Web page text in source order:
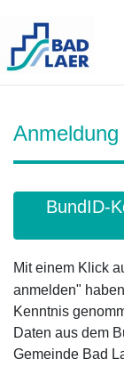
BundID-
Mit einem Klick
anmelden"
Kenntnis
Daten aus dem
Gemeinde Bad